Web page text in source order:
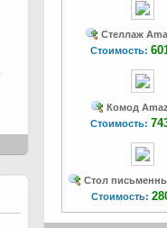
Стеллаж
Стоимость:
Комод
Стоимость:
Стол
Стоимость: